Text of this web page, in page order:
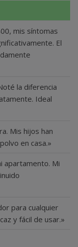
mis síntomas
El
la diferencia
Ideal
Mis hijos han
en casa.»
apartamento. Mi
para cualquier
y fácil de usar.»